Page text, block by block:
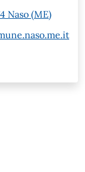
Naso (ME)